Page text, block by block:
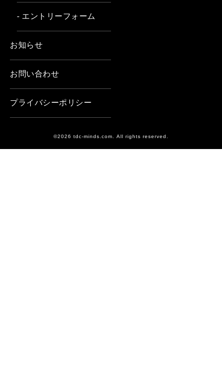
- エントリーフォーム
お知らせ
お問い合わせ
プライバシーポリシー
©2026 tdc-minds.com. All rights reserved.